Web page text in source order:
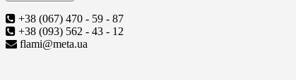
+38 (067) 470 - 59 - 87
+38 (093) 562 - 43 - 12
flami@meta.ua